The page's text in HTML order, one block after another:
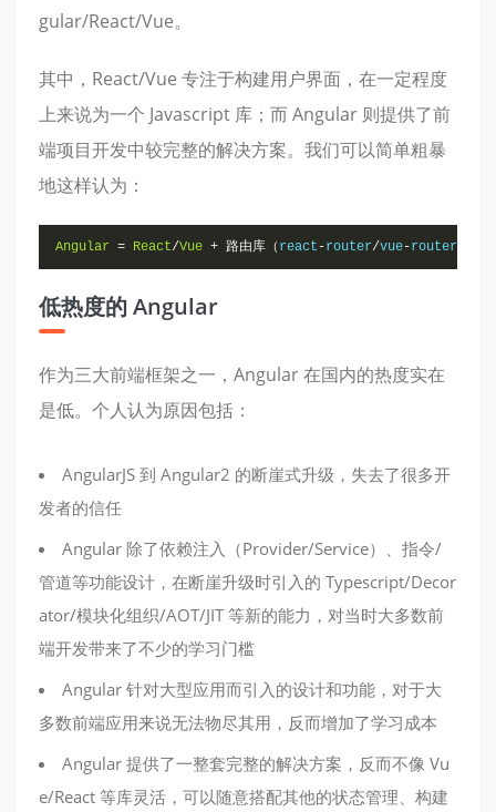
gular/React/Vue。
其中，React/Vue 专注于构建用户界面，在一定程度
上来说为一个 Javascript 库；而 Angular 则提供了前
端项目开发中较完整的解决方案。我们可以简单粗暴
地这样认为：
Angular = React/Vue + 路由库（ react -router/vue-router
低热度的 Angular
作为三大前端框架之一，Angular 在国内的热度实在
是低。个人认为原因包括：
AngularJS 到 Angular2 的断崖式升级，失去了很多开
发者的信任
Angular 除了依赖注入（Provider/Service）、指令/
管道等功能设计，在断崖升级时引入的 Typescript/Decor
ator/模块化组织/AOT/JIT 等新的能力，对当时大多数前
端开发带来了不少的学习门槛
Angular 针对大型应用而引入的设计和功能，对于大
多数前端应用来说无法物尽其用，反而增加了学习成本
Angular 提供了一整套完整的解决方案，反而不像 Vu
e/React 等库灵活，可以随意搭配其他的状态管理、构建